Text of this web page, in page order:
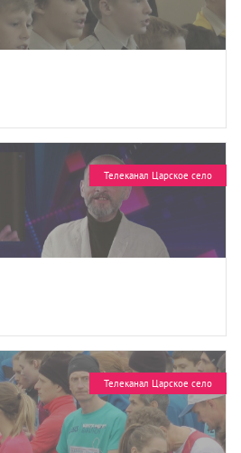
Телеканал Царское село
Телеканал Царское село